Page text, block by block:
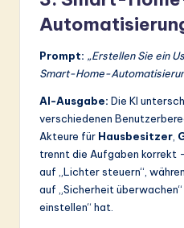
Prompt: „Erstellen Sie ein
Smart-Home-
AI-Ausgabe: Die KI
verschiedenen
Akteure für Hausbesitzer
trennt die Aufgaben korrekt
auf „Lichter steuern“,
auf „Sicherheit
einstellen“ hat.